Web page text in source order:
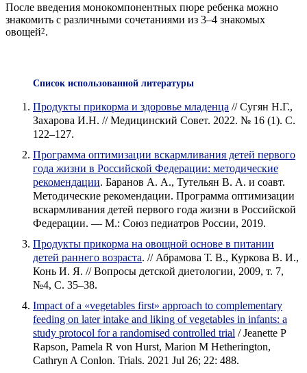
После введения монокомпонентных пюре ребенка можно
знакомить с различными сочетаниями из 3–4 знакомых
овощей2.
Список использованной литературы
Продукты прикорма и здоровье младенца // Сугян Н.Г.,
Захарова И.Н. // Медицинский Совет. 2022. № 16 (1). С.
122–127.
Программа оптимизации вскармливания детей первого
года жизни в Российской Федерации: методические
рекомендации. Баранов А. А., Тутельян В. А. и соавт.
Методические рекомендации. Программа оптимизации
вскармливания детей первого года жизни в Российской
Федерации. — М.: Союз педиатров России, 2019.
Продукты прикорма на овощной основе в питании
детей раннего возраста. // Абрамова Т. В., Куркова В. И.,
Конь И. Я. // Вопросы детской диетологии, 2009, т. 7,
№4, С. 35–38.
Impact of a «vegetables first» approach to complementary
feeding on later intake and liking of vegetables in infants: a
study protocol for a randomised controlled trial / Jeanette P
Rapson, Pamela R von Hurst, Marion M Hetherington,
Cathryn A Conlon. Trials. 2021 Jul 26; 22: 488.